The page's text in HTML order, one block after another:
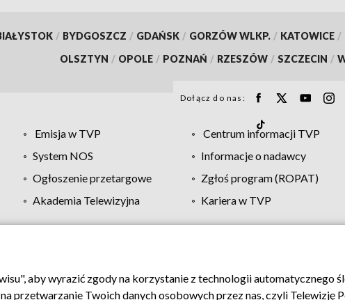
/ BYDGOSZCZ / GDAŃSK / GORZÓW WLKP. / KATOWICE /
OLSZTYN / OPOLE / POZNAŃ / RZESZÓW / SZCZECIN /
Dołącz do nas:
Emisja w TVP Centrum informacji TVP
System NOS Informacje o nadawcy
Ogłoszenie przetargowe Zgłoś program (ROPAT)
Akademia Telewizyjna Kariera w TVP
Regulamin TVP Polityka prywatności Moje zgody Pomoc
aby wyrazić zgody na korzystanie z technologii automatycznego
przetwarzanie Twoich danych osobowych przez nas, czyli Telewizję